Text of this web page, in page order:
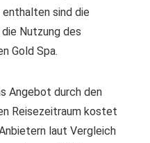
enthalten sind die
Nutzung des
Gold Spa.
Angebot durch den
Reisezeitraum kostet
laut Vergleich